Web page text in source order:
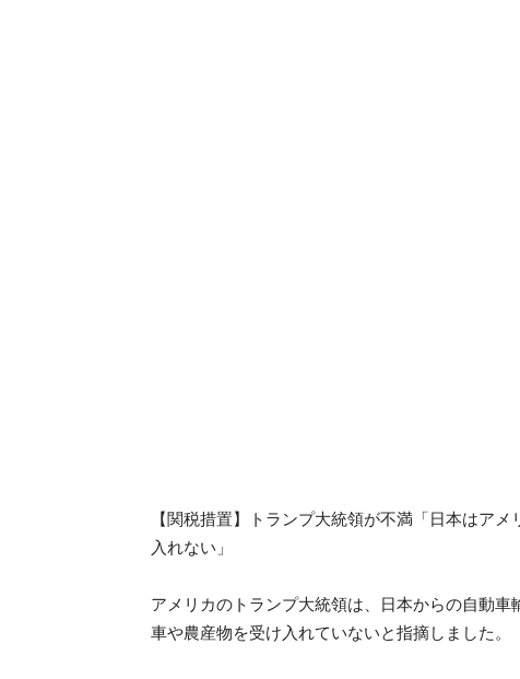
【関税措置】トランプ大統領が不満「日本はア
入れない」
アメリカのトランプ大統領は、日本からの自動
車や農産物を受け入れていないと指摘しました。